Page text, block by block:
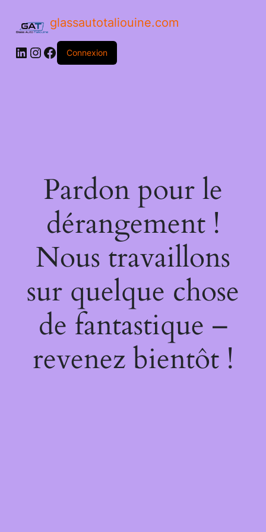
glassautotaliouine.com
Connexion
Pardon pour le
dérangement !
Nous travaillons
sur quelque chose
de fantastique –
revenez bientôt !